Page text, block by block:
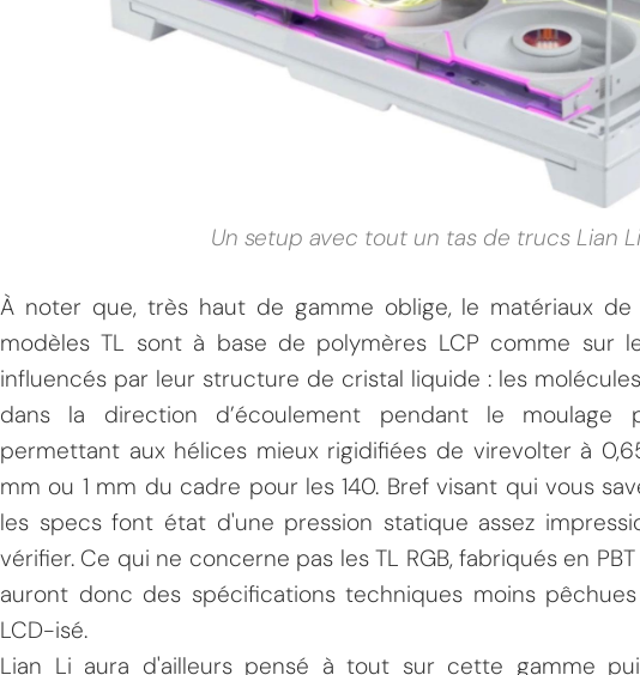
Un setup avec tout un tas de trucs Lian
À noter que, très haut de gamme oblige, le matériaux
modèles TL sont à base de polymères LCP comme sur
influencés par leur structure de cristal liquide : les
dans la direction d’écoulement pendant le moulage
permettant aux hélices mieux rigidifiées de virevolter à
mm ou 1 mm du cadre pour les 140. Bref visant qui vous
les specs font état d'une pression statique assez
vérifier. Ce qui ne concerne pas les TL RGB, fabriqués en
auront donc des spécifications techniques moins
LCD-isé.
Lian Li aura d'ailleurs pensé à tout sur cette gamme